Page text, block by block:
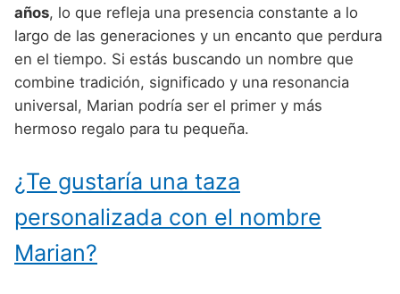
Nombres de niño que empiezan por G
Nombres de niño que empiezan por H
Nombres de niño que empiezan por I
Nombres de niño que empiezan por J
Nombres de niño que empiezan por L
Nombres de niño que empiezan por M
Nombres de niño que empiezan por N
Nombres de Niño Cantabros
Nombres de Niño Castellanos
Nombres de Niño Catalanes
Nombres de Niño Extremeños
Nombres de Niño Madrileños
Nombres de Niño Murcianos
Nombres de Niño Mitologicos
Nombres de Niño Romanos
Nombres de Niño Vikingos
Nombres de Niño Chinos
Nombres de Niño Franceses
Nombres de Niño Hispanoamericanos
Nombres de Niño Ingleses
Nombres de Niño Japoneses
Nombres de Niño Judíos
años, lo que refleja una presencia constante a lo
largo de las generaciones y un encanto que perdura
en el tiempo. Si estás buscando un nombre que
combine tradición, significado y una resonancia
universal, Marian podría ser el primer y más
hermoso regalo para tu pequeña.
¿Te gustaría una taza
personalizada con el nombre
Marian?